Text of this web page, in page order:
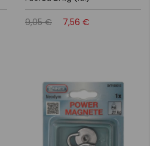
9,05 € 7,56 €